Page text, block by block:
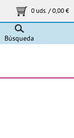
0 uds./0,00 €
Búsqueda